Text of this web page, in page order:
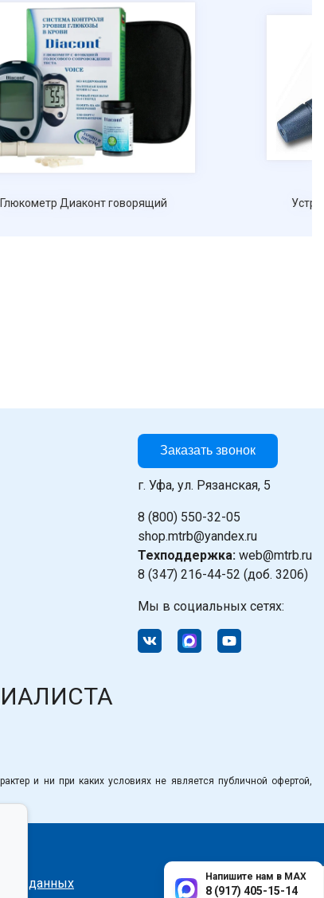
Напишите нам в MAX
8 (917) 405-15-14
Глюкометр Диаконт говорящий
Заказать звонок
г. Уфа, ул. Рязанская, 5
8 (800) 550-32-05
shop.mtrb@yandex.ru
Техподдержка: web@mtrb.ru
8 (347) 216-44-52 (доб. 3206)
Мы в социальных сетях:
и ни при каких условиях не является публичной офертой,
данных